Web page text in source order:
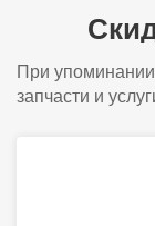
При
запчасти и